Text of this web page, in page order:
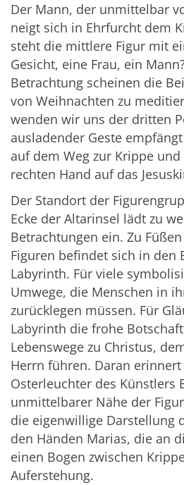
Der Mann, der unmittelbar
neigt sich in Ehrfurcht dem
steht die mittlere Figur mit
Gesicht, eine Frau, ein
Betrachtung scheinen die
von Weihnachten zu
wenden wir uns der dritten
ausladender Geste
auf dem Weg zur Krippe
rechten Hand auf das
Der Standort der
Ecke der Altarinsel lädt zu
Betrachtungen ein. Zu
Figuren befindet sich in den
Labyrinth. Für viele
Umwege, die Menschen in
zurücklegen müssen. Für
Labyrinth die frohe
Lebenswege zu Christus,
Herrn führen. Daran
Osterleuchter des Künstlers
unmittelbarer Nähe der
die eigenwillige Darstellung
den Händen Marias, die an
einen Bogen zwischen
Auferstehung.